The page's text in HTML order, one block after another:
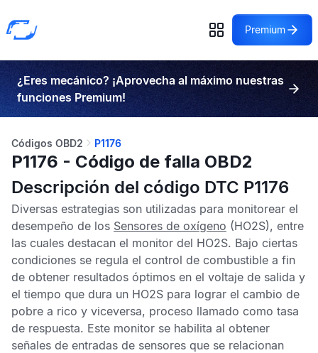
Premium
¿Eres mecánico? ¡Aprovecha al máximo nuestras
funciones Premium!
Códigos OBD2 P1176
P1176 - Código de falla OBD2
Descripción del código DTC P1176
Diversas estrategias son utilizadas para monitorear el
desempeño de los Sensores de oxígeno (HO2S), entre
las cuales destacan el monitor del HO2S. Bajo ciertas
condiciones se regula el control de combustible a fin
de obtener resultados óptimos en el voltaje de salida y
el tiempo que dura un HO2S para lograr el cambio de
pobre a rico y viceversa, proceso llamado como tasa
de respuesta. Este monitor se habilita al obtener
señales de entradas de sensores que se relacionan